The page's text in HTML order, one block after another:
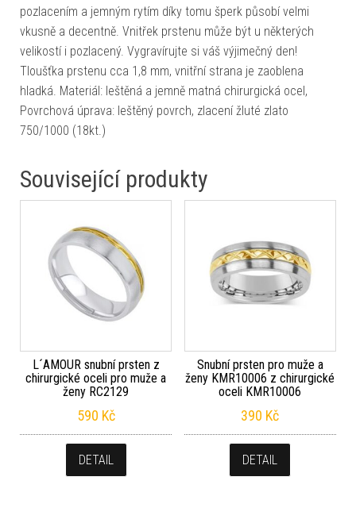
pozlacením a jemným rytím díky tomu šperk působí velmi
vkusně a decentně. Vnitřek prstenu může být u některých
velikostí i pozlacený. Vygravírujte si váš výjimečný den!
Tloušťka prstenu cca 1,8 mm, vnitřní strana je zaoblena
hladká. Materiál: leštěná a jemně matná chirurgická ocel,
Povrchová úprava: leštěný povrch, zlacení žluté zlato
750/1000 (18kt.)
Související produkty
L´AMOUR snubní prsten z
chirurgické oceli pro muže a
ženy RC2129
590 Kč
DETAIL
Snubní prsten pro muže a
ženy KMR10006 z chirurgické
oceli KMR10006
390 Kč
DETAIL